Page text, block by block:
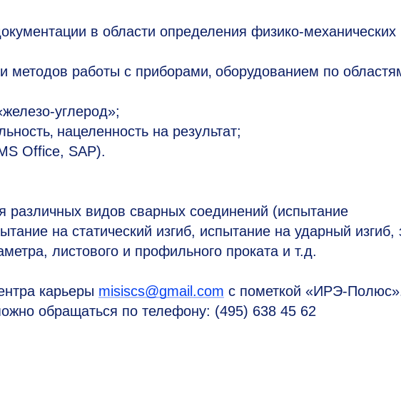
в области определения физико-механических
методов работы с приборами‚ оборудованием по
углерод»;
нацеленность на результат;
Office, SAP).
различных видов сварных соединений (испытание
на статический изгиб, испытание на ударный изгиб,
листового и профильного проката и т.д.
карьеры misiscs@gmail.com с пометкой «ИРЭ-
обращаться по телефону: (495) 638 45 62